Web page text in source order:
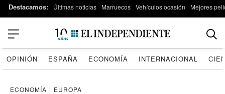
Destacamos: Últimas noticias Marruecos Vehículos ocasión Mejores
OPINIÓN ESPAÑA ECONOMÍA INTERNACIONAL
ECONOMÍA | EUROPA